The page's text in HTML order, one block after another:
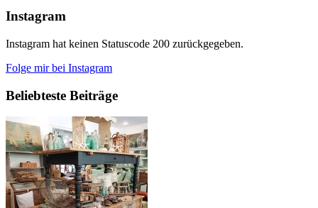
Instagram
Instagram hat keinen Statuscode 200 zurückgegeben.
Folge mir bei Instagram
Beliebteste Beiträge